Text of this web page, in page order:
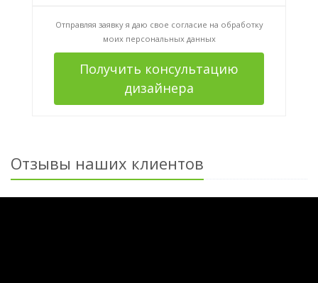
Отправляя заявку я даю свое согласие на обработку
моих персональных данных
Получить консультацию
дизайнера
Отзывы наших клиентов